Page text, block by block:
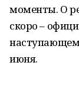
моменты. О
скоро –
наступающем
июня.